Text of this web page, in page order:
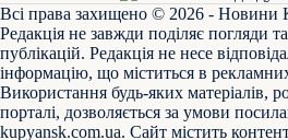
Всі права захищено © 2026 - Новини
Редакція не завжди поділяє погляди
публікацій. Редакція не несе
інформацію, що міститься в
Використання будь-яких матеріалів,
порталі, дозволяється за умови
kupyansk.com.ua. Сайт містить